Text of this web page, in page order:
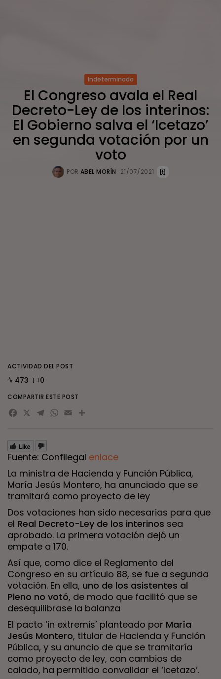
Indeterminada
El Congreso avala el Real
Decreto-Ley de los interinos:
El Gobierno salva el ‘Icetazo’
en segunda votación por un
voto
POR ABEL MORÍN 21/07/2021
Like
Fuente: Confilegal enlace
La ministra de Hacienda y Función Pública,
María Jesús Montero, ha anunciado que se
tramitará como proyecto de ley
Dos votaciones han sido necesarias para que
el Real Decreto-Ley de los interinos sea
aprobado. La primera votación dejó un
empate a 170.
Así que, como dice el Reglamento del
Congreso en su artículo 88, se fue a segunda
votación. En ella, uno de los asistentes al
Pleno no votó, de modo que facilitó que se
desequilibrase la balanza
El pacto ‘in extremis’ planteado por María
Jesús Montero, titular de Hacienda y Función
Pública, y su anuncio de que se tramitaría
como proyecto de ley, con cambios de
calado, ha permitido convalidar el ‘Icetazo’.
ACTIVIDAD DEL POST
473 0
COMPARTIR ESTE POST
Facebook
X Telegram
WhatsApp
EmailCompartir